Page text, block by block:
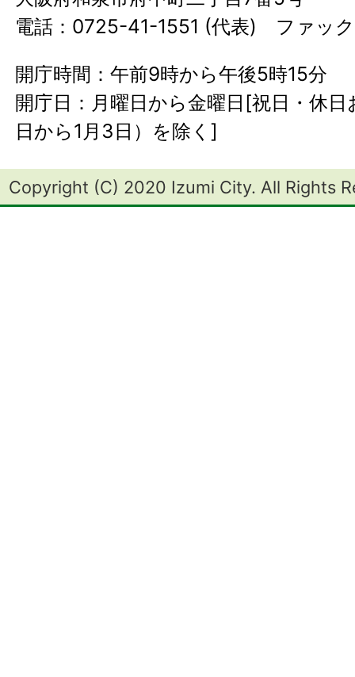
電話：0725-41-1551 (代表) ファッ
開庁時間：午前9時から午後5時15分
開庁日：月曜日から金曜日[祝日・休
日から1月3日）を除く]
Copyright (C) 2020 Izumi City. All Rights